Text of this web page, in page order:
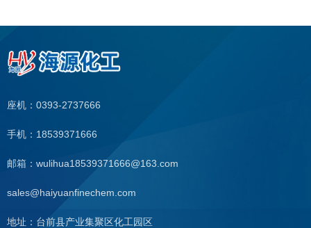
座机：0393-2737666
手机：18539371666
邮箱：wulihua18539371666@163.com
sales@haiyuanfinechem.com
地址：台前县产业集聚区化工园区